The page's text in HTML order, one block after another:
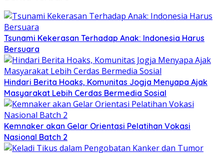
Tsunami Kekerasan Terhadap Anak: Indonesia Harus
Bersuara
Hindari Berita Hoaks, Komunitas Jogja Menyapa Ajak
Masyarakat Lebih Cerdas Bermedia Sosial
Kemnaker akan Gelar Orientasi Pelatihan Vokasi
Nasional Batch 2